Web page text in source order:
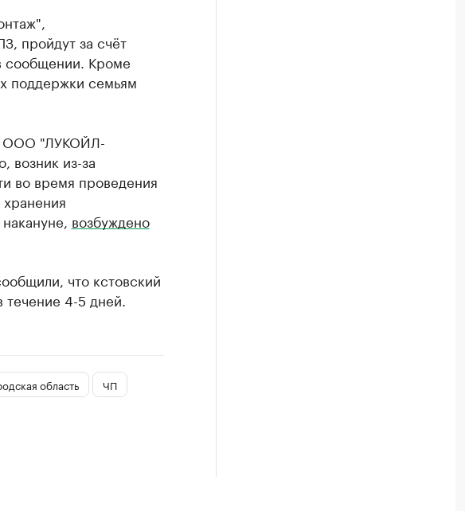
пройдут за счёт
сообщении. Кроме
поддержки семьям
ООО "ЛУКОЙЛ-
возник из-за
во время проведения
возбуждено
что кстовский
4-5 дней.
область ЧП